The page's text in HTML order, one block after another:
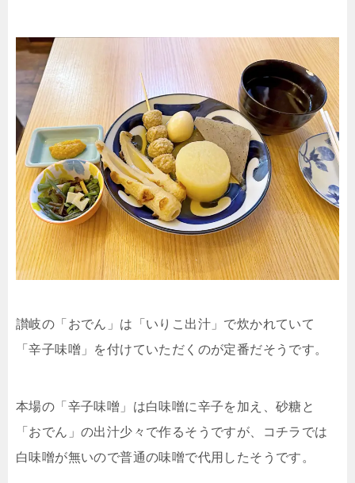
讃岐の「おでん」は「いりこ出汁」で炊かれていて
「辛子味噌」を付けていただくのが定番だそうです。
本場の「辛子味噌」は白味噌に辛子を加え、砂糖と
「おでん」の出汁少々で作るそうですが、コチラでは
白味噌が無いので普通の味噌で代用したそうです。